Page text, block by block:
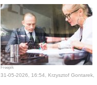
Freepik
31-05-2026, 16:54, Krzysztof Gontarek,